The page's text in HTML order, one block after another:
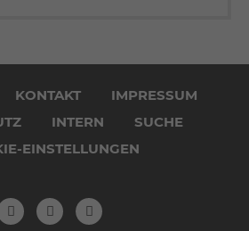
KONTAKT
IMPRESSUM
INTERN
SUCHE
EINSTELLUNGEN